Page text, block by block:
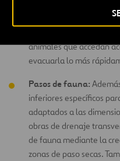
Dispositivos de escape
animales que accedan
evacuarla lo más
Pasos de fauna:
inferiores específicos
adaptados a las
obras de drenaje
de fauna mediante la
zonas de paso secas.